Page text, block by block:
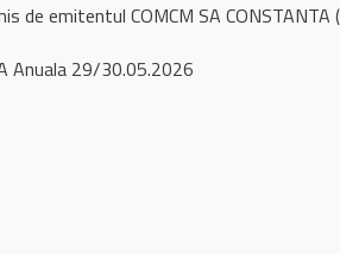
de emitentul COMCM SA
Anuala 29/30.05.2026